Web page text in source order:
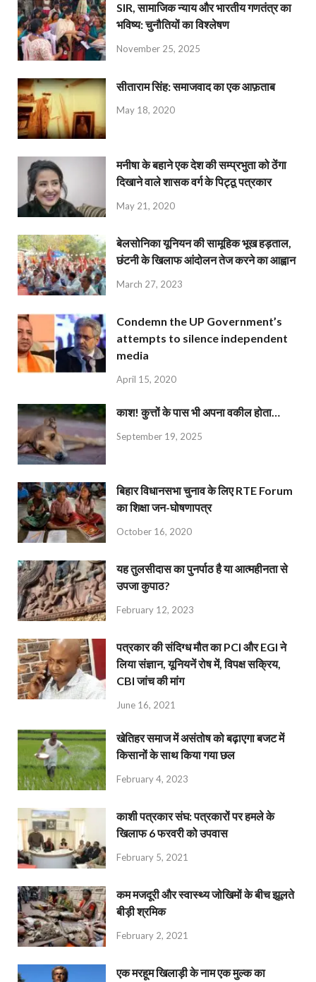
SIR, सामाजिक न्याय और भारतीय गणतंत्र का
भविष्य: चुनौतियों का विश्लेषण
November 25, 2025
सीताराम सिंह: समाजवाद का एक आफ़ताब
May 18, 2020
मनीषा के बहाने एक देश की सम्प्रभुता को ठेंगा
दिखाने वाले शासक वर्ग के पिट्ठू पत्रकार
May 21, 2020
बेलसोनिका यूनियन की सामूहिक भूख हड़ताल,
छंटनी के खिलाफ आंदोलन तेज करने का आह्वान
March 27, 2023
Condemn the UP Government’s
attempts to silence independent
media
April 15, 2020
काश! कुत्तों के पास भी अपना वकील होता…
September 19, 2025
बिहार विधानसभा चुनाव के लिए RTE Forum
का शिक्षा जन-घोषणापत्र
October 16, 2020
यह तुलसीदास का पुनर्पाठ है या आत्महीनता से
उपजा कुपाठ?
February 12, 2023
पत्रकार की संदिग्ध मौत का PCI और EGI ने
लिया संज्ञान, यूनियनें रोष में, विपक्ष सक्रिय,
CBI जांच की मांग
June 16, 2021
खेतिहर समाज में असंतोष को बढ़ाएगा बजट में
किसानों के साथ किया गया छल
February 4, 2023
काशी पत्रकार संघ: पत्रकारों पर हमले के
खिलाफ 6 फरवरी को उपवास
February 5, 2021
कम मजदूरी और स्वास्थ्य जोखिमों के बीच झूलते
बीड़ी श्रमिक
February 2, 2021
एक मरहूम खिलाड़ी के नाम एक मुल्क का